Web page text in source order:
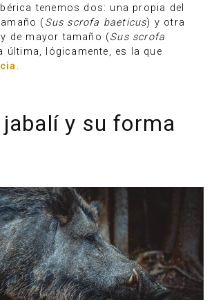
tenemos dos: una propia del
( Sus scrofa baeticus) y otra
de mayor tamaño (Sus scrofa
última, lógicamente, es la que
.
jabalí y su forma